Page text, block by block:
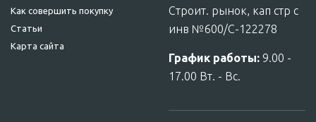
Как совершить покупку
Статьи
Карта сайта
Строит. рынок, кап стр с
инв №600/С-122278
График работы: 9.00 -
17.00 Вт. - Вс.